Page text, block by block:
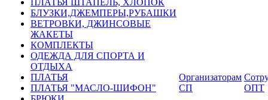
ПЛАТЬЯ ШТАПЕЛЬ, ХЛОПОК
БЛУЗКИ,ДЖЕМПЕРЫ,РУБАШКИ
ВЕТРОВКИ, ДЖИНСОВЫЕ
ЖАКЕТЫ
КОМПЛЕКТЫ
ОДЕЖДА ДЛЯ СПОРТА И
ОТДЫХА
ПЛАТЬЯ
ПЛАТЬЯ "МАСЛО-ШИФОН"
Организаторам
СП
ОПТ